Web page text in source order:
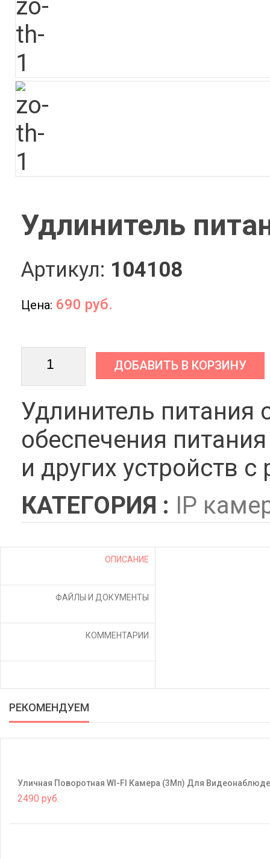
Удлинитель
Артикул: 104108
Цена: 690 руб.
ДОБАВИТЬ В КОРЗИНУ
Удлинитель
обеспечения
и других устройств
КАТЕГОРИЯ : IP
ОПИСАНИЕ
ФАЙЛЫ И ДОКУМЕНТЫ
КОММЕНТАРИИ
РЕКОМЕНДУЕМ
Уличная Поворотная WI-FI Камера (3Mп) Для
2490 руб.